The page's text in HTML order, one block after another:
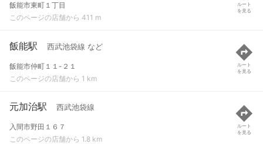
飯能市東町１丁目
このページの店舗から 411 m
ルート
を見る
飯能駅 西武池袋線 など
飯能市仲町１１-２１
このページの店舗から 1 km
ルート
を見る
元加治駅 西武池袋線
入間市野田１６７
このページの店舗から 1.8 km
ルート
を見る